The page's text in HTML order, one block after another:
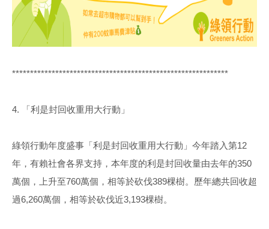
************************************************************
4. 「利是封回收重用大行動」
綠領行動年度盛事「利是封回收重用大行動」今年踏入第12
年，有賴社會各界支持，本年度的利是封回收量由去年的350
萬個，上升至760萬個，相等於砍伐389棵樹。歷年總共回收超
過6,260萬個，相等於砍伐近3,193棵樹。